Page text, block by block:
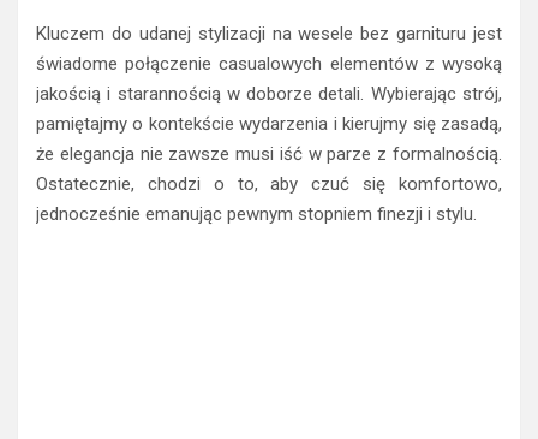
Kluczem do udanej stylizacji na wesele bez garnituru jest
świadome połączenie casualowych elementów z wysoką
jakością i starannością w doborze detali. Wybierając strój,
pamiętajmy o kontekście wydarzenia i kierujmy się zasadą,
że elegancja nie zawsze musi iść w parze z formalnością.
Ostatecznie, chodzi o to, aby czuć się komfortowo,
jednocześnie emanując pewnym stopniem finezji i stylu.